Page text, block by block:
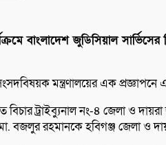
বাংলাদেশ জুডিসিয়াল
মন্ত্রণালয়ের এক
বিচার ট্রাইব্যুনাল নং-৪ জেলা ও
বজলুর রহমানকে হবিগঞ্জ জেলা ও